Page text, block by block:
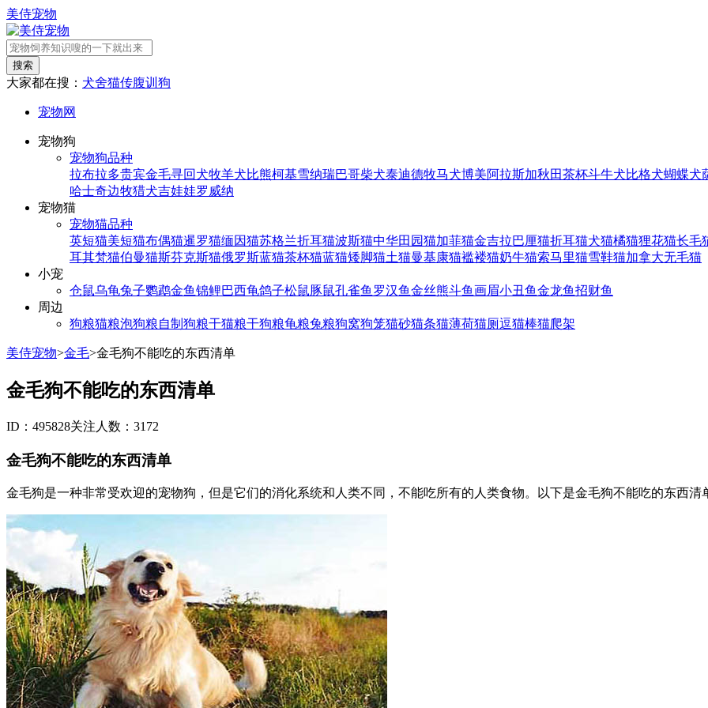
美侍宠物
搜索
大家都在搜： 犬舍猫传腹训狗
宠物网
宠物狗
宠物狗品种
拉布拉多贵宾金毛寻回犬牧羊犬比熊柯基雪纳瑞巴哥柴犬泰迪德牧马犬博美阿拉斯加秋田茶杯斗牛犬比格犬蝴蝶犬
哈士奇边牧猎犬吉娃娃罗威纳
宠物猫
宠物猫品种
英短猫美短猫布偶猫暹罗猫缅因猫苏格兰折耳猫波斯猫中华田园猫加菲猫金吉拉巴厘猫折耳猫犬猫橘猫狸花猫长毛
耳其梵猫伯曼猫斯芬克斯猫俄罗斯蓝猫茶杯猫蓝猫矮脚猫土猫曼基康猫褴褛猫奶牛猫索马里猫雪鞋猫加拿大无毛猫
小宠
仓鼠乌龟兔子鹦鹉金鱼锦鲤巴西龟鸽子松鼠豚鼠孔雀鱼 罗汉鱼金丝熊斗鱼画眉小丑鱼金龙鱼招财鱼
周边
狗粮猫粮泡狗粮自制狗粮干猫粮干狗粮龟粮兔粮狗窝狗笼猫砂猫条猫薄荷猫厕逗猫棒猫爬架
美侍宠物>金毛>金毛狗不能吃的东西清单
金毛狗不能吃的东西清单
ID：495828关注人数：3172
金毛狗不能吃的东西清单
金毛狗是一种非常受欢迎的宠物狗，但是它们的消化系统和人类不同，不能吃所有的人类食物。以下是金毛狗不能吃的东西清